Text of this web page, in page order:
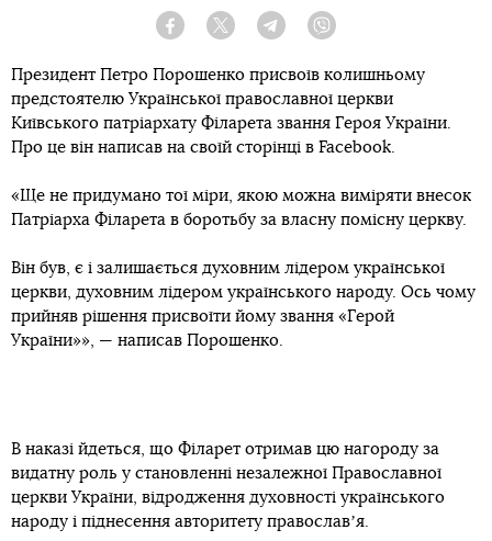
Facebook Twitter Telegram
Президент Петро Порошенко присвоїв колишньому
предстоятелю Української православної церкви
Київського патріархату Філарета звання Героя України.
Про це він написав на своїй сторінці в Facebook.
«Ще не придумано тої міри, якою можна виміряти внесок
Патріарха Філарета в боротьбу за власну помісну церкву.
Він був, є і залишається духовним лідером української
церкви, духовним лідером українського народу. Ось чому
прийняв рішення присвоїти йому звання «Герой
України»», — написав Порошенко.
В наказі йдеться, що Філарет отримав цю нагороду за
видатну роль у становленні незалежної Православної
церкви України, відродження духовності українського
народу і піднесення авторитету православʼя.